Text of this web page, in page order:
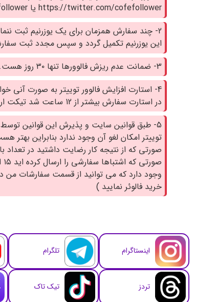
https://twitter.com/cofefollower یا cofefollower
2- چند سفارش همزمان برای یک یوزرنیم ثبت
این یوزرنیم تکمیل گردد و سپس مجدد ثبت
3- ضمانت عدم ریزش فالوورها تنها ۳۰ روز هست.
4- استارت افزایش فالوور توییتر به صورت آنی
در استارت سفارش بیشتر از 12 ساعت شد تیکت ارسال نمایید.
5- طبق قوانین سایت و پذیرش این قوانین
توییتر امکان لغو آن وجود ندارد بنابراین
صورتی که از نتیجه کار رضایت داشتید در تعداد
وجود دارد که می توانید از قسمت سفارشات من
خرید فالوئر نمایید )
اینستاگرام تلگرام
تردز تیک تاک